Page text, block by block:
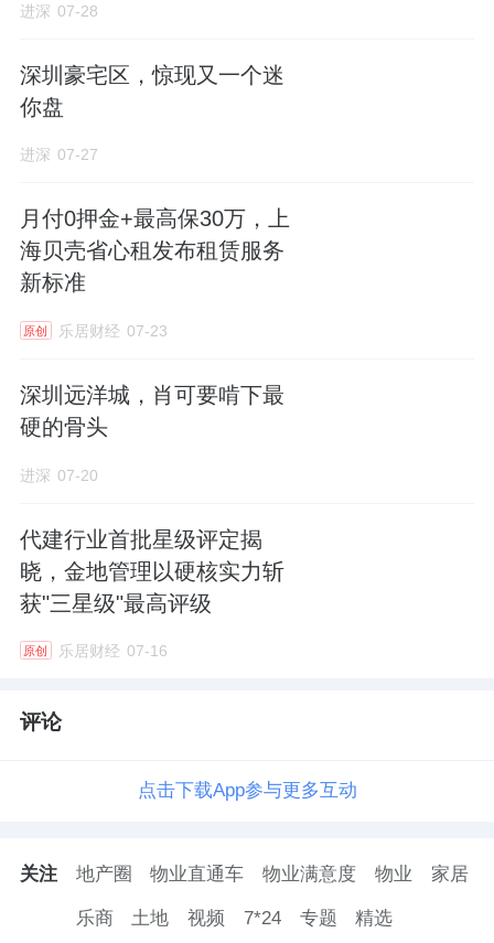
进深 07-28
深圳豪宅区，惊现又一个迷
你盘
进深 07-27
月付0押金+最高保30万，上
海贝壳省心租发布租赁服务
新标准
原创 乐居财经 07-23
深圳远洋城，肖可要啃下最
硬的骨头
进深 07-20
代建行业首批星级评定揭
晓，金地管理以硬核实力斩
获"三星级"最高评级
原创 乐居财经 07-16
评论
点击下载App参与更多互动
关注 地产圈 物业直通车 物业满意度 物业 家居
乐商 土地 视频 7*24 专题 精选